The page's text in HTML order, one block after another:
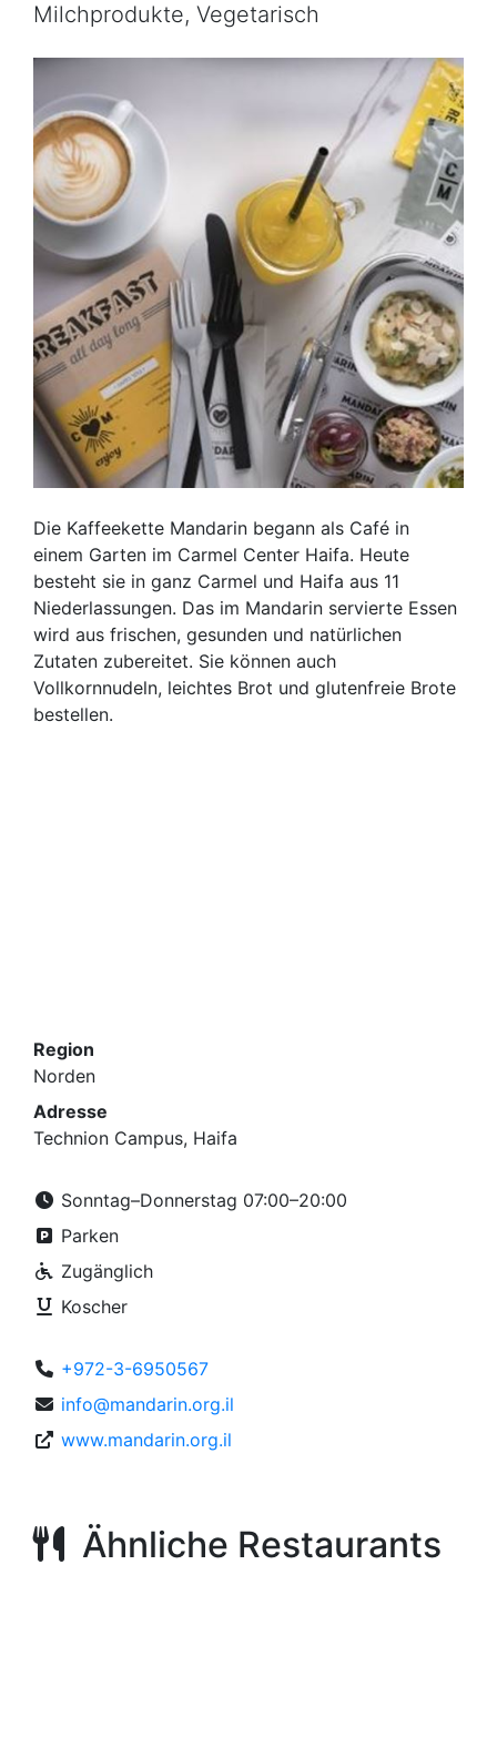
Milchprodukte, Vegetarisch
Die Kaffeekette Mandarin begann als Café in
einem Garten im Carmel Center Haifa. Heute
besteht sie in ganz Carmel und Haifa aus 11
Niederlassungen. Das im Mandarin servierte Essen
wird aus frischen, gesunden und natürlichen
Zutaten zubereitet. Sie können auch
Vollkornnudeln, leichtes Brot und glutenfreie Brote
bestellen.
Region
Norden
Adresse
Technion Campus, Haifa
Sonntag–Donnerstag 07:00–20:00
Parken
Zugänglich
Koscher
+972-3-6950567
info@mandarin.org.il
www.mandarin.org.il
Ähnliche Restaurants